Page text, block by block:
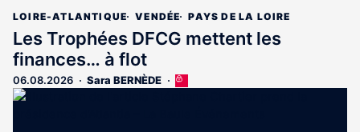
LOIRE-ATLANTIQUE VENDÉE PAYS DE LA LOIRE
Les Trophées DFCG mettent les
finances… à flot
06.08.2026 Sara BERNÈDE
Cet